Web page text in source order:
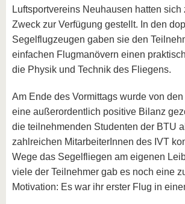
Luftsportvereins Neuhausen hatten sich
Zweck zur Verfügung gestellt. In den
Segelflugzeugen gaben sie den
einfachen Flugmanövern einen
die Physik und Technik des Fliegens.
Am Ende des Vormittags wurde von
eine außerordentlich positive Bilanz
die teilnehmenden Studenten der BTU
zahlreichen MitarbeiterInnen des IVT
Wege das Segelfliegen am eigenen
viele der Teilnehmer gab es noch eine
Motivation: Es war ihr erster Flug in